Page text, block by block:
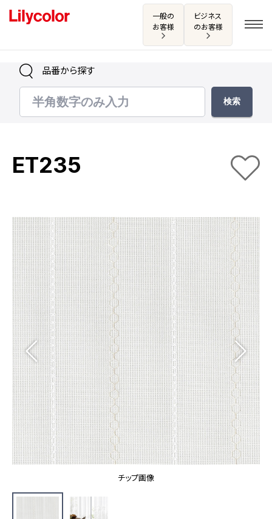
一般の
お客様
ビジネス
のお客様
ログイン・新規会員登録
お気に入り
商品を探す
商品を探す トップ
壁紙
カーテン
床材
ブランド・コレクション
Lilycolor Coordinate 着せ替えシミュレーション
カタログ一覧
カタログ一覧 トップ
壁紙
カーテン
床材
サステナブル商品
ノンワックス床タイル
壁紙機能性ガイド
施工事例
施工事例 トップ
医療・福祉施設
ホテル・オフィス・店舗
モデルハウス
新築戸建・マンション
#リリカラのある暮らし
リリカラノート
ショールーム
ショールーム トップ
東京ショールーム
大阪ショールーム
お客様サポート
お客様サポート トップ
画像ダウンロード
品番から探す
ET235
チップ画像